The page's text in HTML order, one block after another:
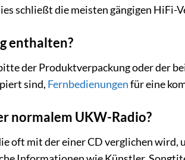
schließt die meisten gängigen HiFi-
enthalten?
der Produktverpackung oder der
sind, Fernbedienungenfür eine
normalem UKW-Radio?
oft mit der einer CD verglichen wird,